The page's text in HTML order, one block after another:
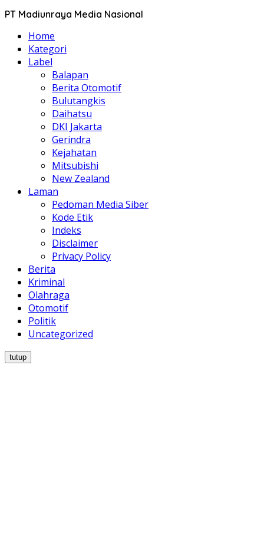
PT Madiunraya Media Nasional
Home
Kategori
Label
Balapan
Berita Otomotif
Bulutangkis
Daihatsu
DKI Jakarta
Gerindra
Kejahatan
Mitsubishi
New Zealand
Laman
Pedoman Media Siber
Kode Etik
Indeks
Disclaimer
Privacy Policy
Berita
Kriminal
Olahraga
Otomotif
Politik
Uncategorized
tutup